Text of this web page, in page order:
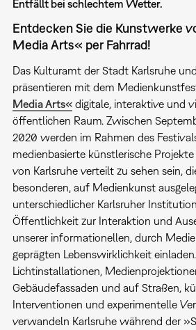
Entfällt bei schlechtem Wetter.
Entdecken Sie die Kunstwerke
Media Arts« per Fahrrad!
Das Kulturamt der Stadt Karlsruhe
präsentieren mit dem
Media Arts«digitale, interaktive und
öffentlichen Raum. Zwischen
2020 werden im Rahmen des
medienbasierte künstlerische
von Karlsruhe verteilt zu sehen sein,
besonderen, auf Medienkunst
unterschiedlicher Karlsruher
Öffentlichkeit zur Interaktion und
unserer informationellen, durch
geprägten Lebenswirklichkeit
Lichtinstallationen,
Gebäudefassaden und auf Straßen,
Interventionen und experimentelle
verwandeln Karlsruhe während der